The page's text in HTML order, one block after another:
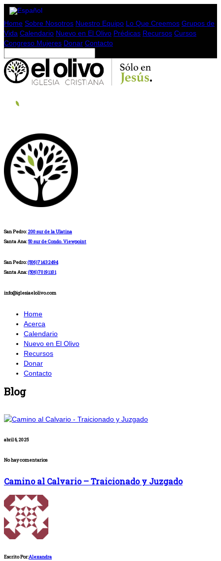
Home Sobre Nosotros Nuestro Equipo Lo Que Creemos Grupos de
Vida Calendario Nuevo en El Olivo Prédicas Recursos Cursos
Congreso Mujeres Donar Contacto
San Pedro: 200 sur de la Ulatina
Santa Ana:50 sur de Condo. Viewpoint
San Pedro:(506)71432494
Santa Ana:(506)70191101
info@iglesiaelolivo.com
Home
Acerca
Calendario
Nuevo en El Olivo
Recursos
Donar
Contacto
Blog
abril 6, 2025
No hay comentarios
Camino al Calvario – Traicionado y Juzgado
Escrito Por:Alexandra